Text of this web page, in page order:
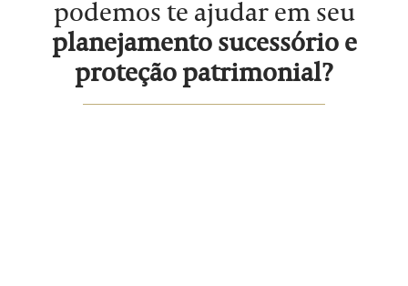
podemos te ajudar em seu
planejamento sucessório e
proteção patrimonial?